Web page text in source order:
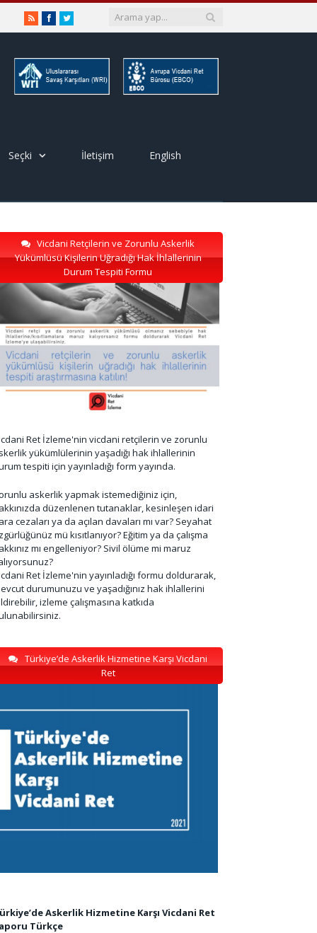
RSSFacebookTwitter
Seçki İletişim English
Vicdani Retçilerin ve Zorunlu Askerlik
Yükümlüsü Kişilerin Uğradığı Hak İhlallerinin
Durum Tespiti Formu
Ret İzleme'nin vicdani retçilerin ve zorunlu
yükümlülerinin yaşadığı hak ihlallerinin
tespiti için yayınladığı form yayında.
askerlik yapmak istemediğiniz için,
düzenlenen tutanaklar, kesinleşen idari
cezaları ya da açılan davaları mı var? Seyahat
mü kısıtlanıyor? Eğitim ya da çalışma
mı engelleniyor? Sivil ölüme mi maruz
Ret İzleme'nin yayınladığı formu doldurarak,
durumunuzu ve yaşadığınız hak ihlallerini
izleme çalışmasına katkıda
Türkiye’de Askerlik Hizmetine Karşı Vicdani
Ret
Askerlik Hizmetine Karşı Vicdani Ret
Türkçe